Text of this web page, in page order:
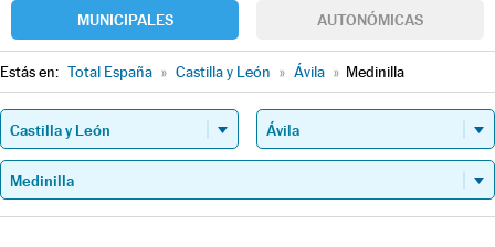
MUNICIPALES AUTONÓMICAS
Estás en: Total España » Castilla y León » Ávila » Medinilla